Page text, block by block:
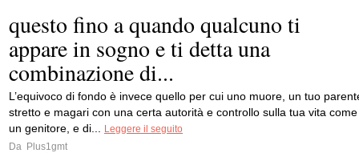
questo fino a quando qualcuno ti
appare in sogno e ti detta una
combinazione di...
L’equivoco di fondo è invece quello per cui uno muore, un tuo
stretto e magari con una certa autorità e controllo sulla tua vita come
un genitore, e di...
Leggere il seguito
Da Plus1gmt